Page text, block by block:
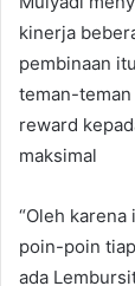
kinerja
pembinaan
teman-
reward
maksimal
“Oleh
poin-poin
ada